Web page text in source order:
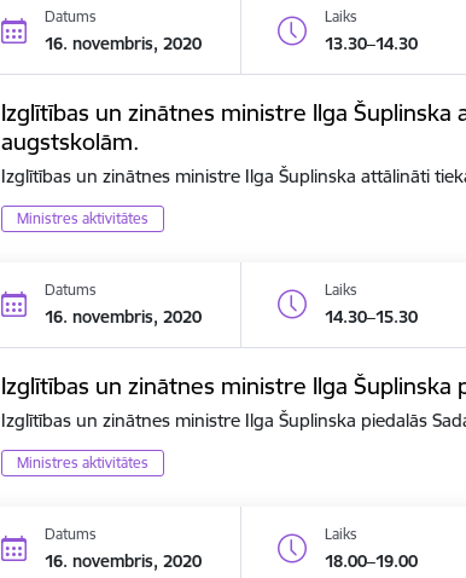
Datums
16. novembris, 2020
Laiks
13.30–14.30
Izglītības un zinātnes ministre Ilga
augstskolām.
Izglītības un zinātnes ministre Ilga Šuplinska attālināti
Ministres aktivitātes
Datums
16. novembris, 2020
Laiks
14.30–15.30
Izglītības un zinātnes ministre Ilga Šuplinska
Izglītības un zinātnes ministre Ilga Šuplinska piedalās
Ministres aktivitātes
Datums
16. novembris, 2020
Laiks
18.00–19.00